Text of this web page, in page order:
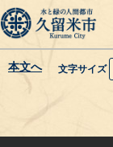
本文へ 文字サイズ
暮らし・届出